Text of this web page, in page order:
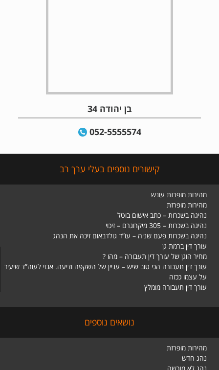
בן יהודה 34
052-5555574
קישורים נוספים בעלי ערך רב
מהירות מופרזת עונש
מהירות מופרזת
נהיגה בשכרות – כתב אישום בוטל
נהיגה בשכרות – 305 מיקרוגרם – זיכוי
נהיגה בשכרות פעם שניה – עו”ד גולדבאום זיכה את הנהג
עורך דין ברמת גן
מחיר הוגן של עורך דין תעבורה – מהו ?
עורך דין תעבורה הכי טוב שיש – עניין של השקפה ודיעה. אבוי לעוה”ד שיעיד
על עצמו ככזה
עורך דין תעבורה מומלץ
נושאים נוספים
מהירות מופרזת
נהג חדש
נהג לא מורשה